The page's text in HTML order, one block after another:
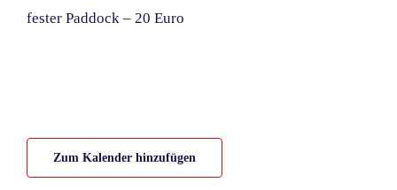
fester Paddock – 20 Euro
Zum Kalender hinzufügen